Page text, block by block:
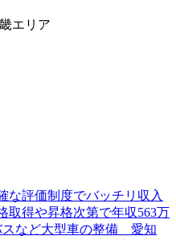
エリア